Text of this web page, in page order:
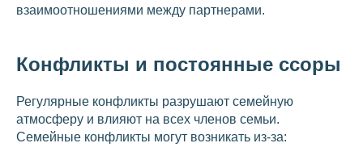
взаимоотношениями между партнерами.
Конфликты и постоянные ссоры
Регулярные конфликты разрушают семейную
атмосферу и влияют на всех членов семьи.
Семейные конфликты могут возникать из-за: